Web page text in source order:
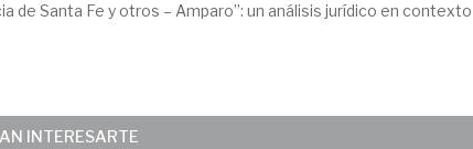
de Santa Fe y otros – Amparo”: un análisis jurídico en contexto
INTERESARTE